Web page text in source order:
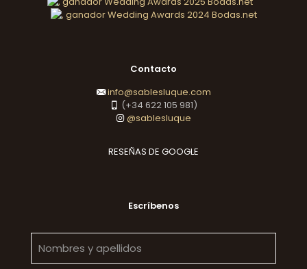
Contacto
info@sablesluque.com
(+34 622 105 981)
@sablesluque
RESEÑAS DE GOOGLE
Escríbenos